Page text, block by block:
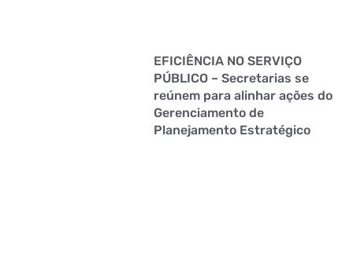
EFICIÊNCIA NO SERVIÇO
PÚBLICO – Secretarias se
reúnem para alinhar ações do
Gerenciamento de
Planejamento Estratégico